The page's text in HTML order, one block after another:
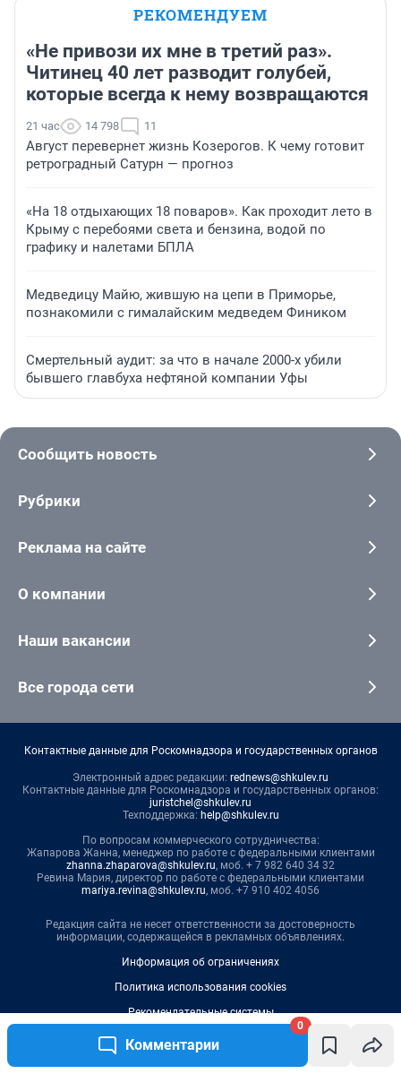
Комментарии
0
РЕКОМЕНДУЕМ
«Не привози их мне в третий раз».
Читинец 40 лет разводит голубей,
которые всегда к нему возвращаются
21 час 14 798 11
Август перевернет жизнь Козерогов. К чему готовит
ретроградный Сатурн — прогноз
«На 18 отдыхающих 18 поваров». Как проходит лето в
Крыму с перебоями света и бензина, водой по
графику и налетами БПЛА
Медведицу Майю, жившую на цепи в Приморье,
познакомили с гималайским медведем Фиником
Смертельный аудит: за что в начале 2000-х убили
бывшего главбуха нефтяной компании Уфы
Сообщить новость
Рубрики
Реклама на сайте
О компании
Наши вакансии
Все города сети
Контактные данные для Роскомнадзора и государственных органов
Электронный адрес редакции: rednews@shkulev.ru
Контактные данные для Роскомнадзора и государственных органов:
juristchel@shkulev.ru
Техподдержка: help@shkulev.ru
По вопросам коммерческого сотрудничества:
Жапарова Жанна, менеджер по работе с федеральными клиентами
zhanna.zhaparova@shkulev.ru, моб. + 7 982 640 34 32
Ревина Мария, директор по работе с федеральными клиентами
mariya.revina@shkulev.ru, моб. +7 910 402 4056
Редакция сайта не несет ответственности за достоверность
информации, содержащейся в рекламных объявлениях.
Информация об ограничениях
Политика использования cookies
Рекомендательные системы
Политика конфиденциальности и обработки персональных данных и
правила использования сайта